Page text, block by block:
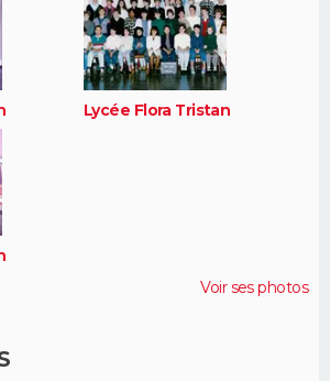
Lycée Flora Tristan
Voir ses photos